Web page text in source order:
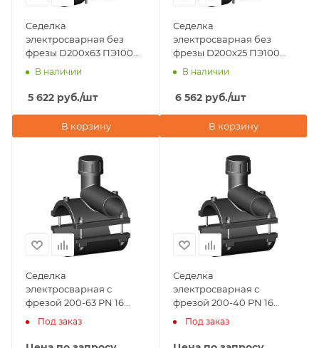
Седелка
электросварная без
фрезы D200х63 ПЭ100
SDR 11 Eurostandard
В наличии
5 622 руб./шт
В корзину
Седелка
электросварная без
фрезы D200х25 ПЭ100
SDR 11 Eurostandard
В наличии
6 562 руб./шт
В корзину
Седелка
электросварная с
фрезой 200-63 PN 16
TAPPING TEE WITHOUT
VALVE-360' BORFIT
(Турция)
Под заказ
Седелка
электросварная с
фрезой 200-40 PN 16
TAPPING TEE WITHOUT
VALVE-360' BORFIT
(Турция)
Под заказ